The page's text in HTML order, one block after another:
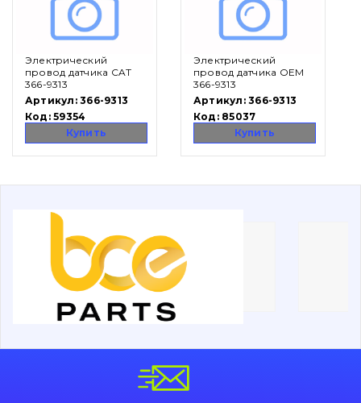
Вакансии
Каталог
Фильтры и смазочные материалы
Ходовая часть
Коронки, зубья, адаптера, пальцы, фиксаторы
Ножи, режущие кромки
Защита (ковша, адаптера)
Подушки амортизационные
листа
Электрический
провод датчика CAT
366-9313
Артикул:366-9313
Код:59354
Купить
Электрический
провод датчика OEM
366-9313
Артикул:366-9313
Код: 85037
Купить